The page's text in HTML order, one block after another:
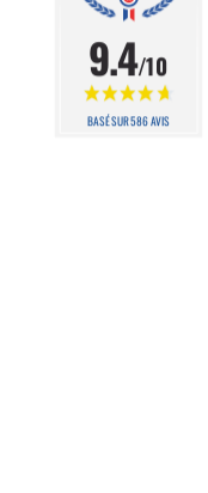
9.4/10
BASÉ SUR 586 AVIS